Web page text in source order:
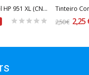
Tinteiro Compatível HP 951 XL (CN046AE) Azul
2,50 € 2,25